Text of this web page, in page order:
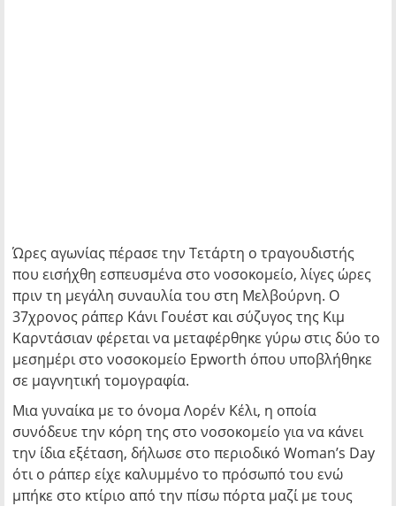
Ώρες αγωνίας πέρασε την Τετάρτη ο τραγουδιστής
που εισήχθη εσπευσμένα στο νοσοκομείο, λίγες ώρες
πριν τη μεγάλη συναυλία του στη Μελβούρνη. Ο
37χρονος ράπερ Kάνι Γουέστ και σύζυγος της Κιμ
Καρντάσιαν φέρεται να μεταφέρθηκε γύρω στις δύο το
μεσημέρι στο νοσοκομείο Epworth όπου υποβλήθηκε
σε μαγνητική τομογραφία.
Μια γυναίκα με το όνομα Λορέν Κέλι, η οποία
συνόδευε την κόρη της στο νοσοκομείο για να κάνει
την ίδια εξέταση, δήλωσε στο περιοδικό Woman’s Day
ότι ο ράπερ είχε καλυμμένο το πρόσωπό του ενώ
μπήκε στο κτίριο από την πίσω πόρτα μαζί με τους